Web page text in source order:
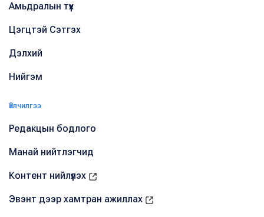
Амьдралын түүх
Цэгцтэй Сэтгэх
Дэлхий
Нийгэм
Үйлчилгээ
Редакцын бодлого
Манай нийтлэгчид
Контент нийлүүлэх
Эвэнт дээр хамтран ажиллах